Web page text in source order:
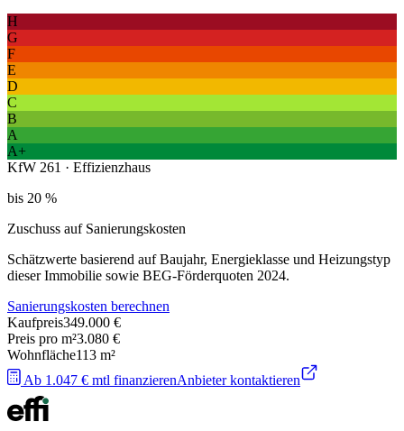
H
G
F
E
D
C
B
A
A+
KfW 261 · Effizienzhaus
bis 20 %
Zuschuss auf Sanierungskosten
Schätzwerte basierend auf Baujahr, Energieklasse und Heizungstyp
dieser Immobilie sowie BEG-Förderquoten 2024.
Sanierungskosten berechnen
Kaufpreis349.000 €
Preis pro m²3.080 €
Wohnfläche113 m²
Ab 1.047 € mtl finanzierenAnbieter kontaktieren